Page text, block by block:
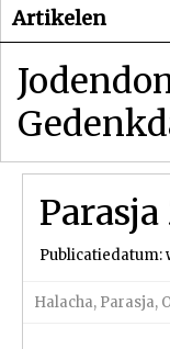
Artikelen
Publicatiedatum:
Halacha, Parasja,